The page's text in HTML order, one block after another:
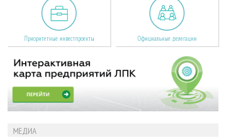
Приоритетные инвестпроекты Официальные делегации
МЕДИА